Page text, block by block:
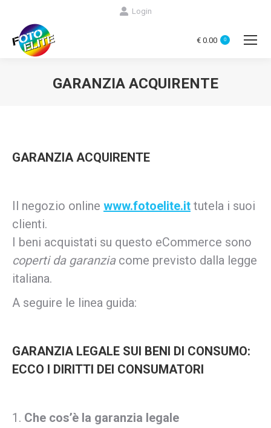
Login
€ 0.00 0
GARANZIA ACQUIRENTE
GARANZIA ACQUIRENTE
Il negozio online www.fotoelite.it tutela i suoi
clienti.
I beni acquistati su questo eCommerce sono
coperti da garanziacome previsto dalla legge
italiana.
A seguire le linea guida:
GARANZIA LEGALE SUI BENI DI CONSUMO:
ECCO I DIRITTI DEI CONSUMATORI
Che cos’è la garanzia legale